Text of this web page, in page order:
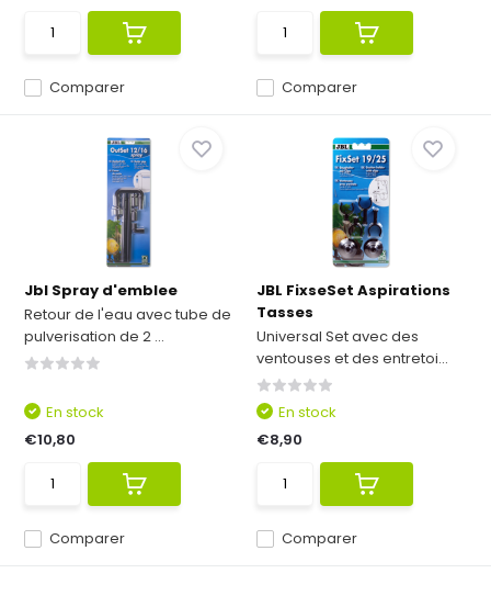
Comparer Comparer
Jbl Spray d'emblee
Retour de l'eau avec tube de
pulverisation de 2 ...
Comparer
En stock
€10,80
JBL FixseSet Aspirations
Tasses
Universal Set avec des
ventouses et des entretoi...
Comparer
En stock
€8,90